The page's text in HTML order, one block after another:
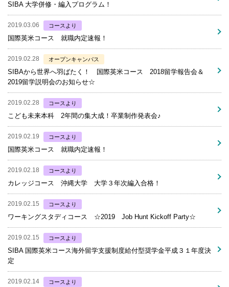
SIBA 大学併修・編入プログラム！
2019.03.06 コースより
国際英米コース 就職内定速報！
2019.02.28 オープンキャンパス
SIBAから世界へ羽ばたく！ 国際英米コース 2018留学報告会＆
2019留学説明会のお知らせ☆
2019.02.28 コースより
こども未来本科 2年間の集大成！卒業制作発表会♪
2019.02.19 コースより
国際英米コース 就職内定速報！
2019.02.18 コースより
カレッジコース 沖縄大学 大学３年次編入合格！
2019.02.15 コースより
ワーキングスタディコース ☆2019 Job Hunt Kickoff Party☆
2019.02.15 コースより
SIBA 国際英米コース海外留学支援制度給付型奨学金平成３１年度決
定
2019.02.14 コースより